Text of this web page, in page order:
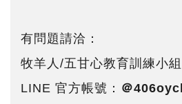
有問題請洽：
牧羊人/五甘心教育訓練小組
LINE 官方帳號： ＠406oycll